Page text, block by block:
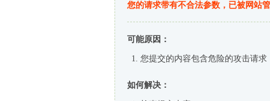
您的请求带有不合法参数，已被网站
可能原因：
您提交的内容包含危险的攻击请求
如何解决：